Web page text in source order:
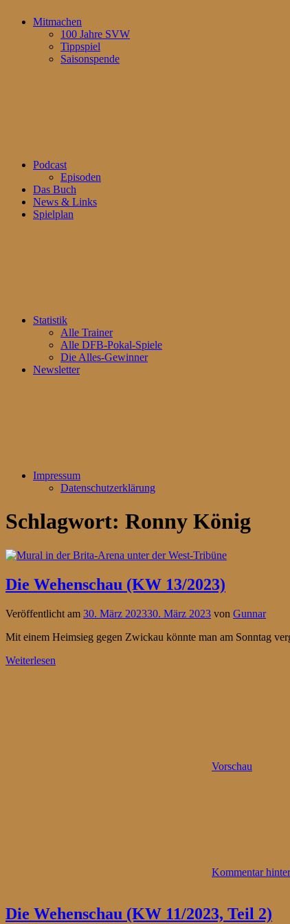
Mitmachen
100 Jahre SVW
Tippspiel
Saisonspende
Podcast
Episoden
Das Buch
News & Links
Spielplan
Statistik
Alle Trainer
Alle DFB-Pokal-Spiele
Die Alles-Gewinner
Newsletter
Impressum
Datenschutzerklärung
Schlagwort: Ronny König
Die Wehenschau (KW 13/2023)
Veröffentlicht am 30. März 202330. März 2023 von Gunnar
Mit einem Heimsieg gegen Zwickau könnte man am Sonntag
Weiterlesen
Vorschau
Kommentar
Die Wehenschau (KW 11/2023, Teil 2)